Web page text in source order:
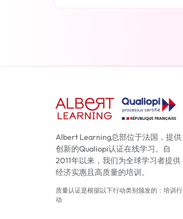
Albert Learning总部位于法国，提供
创新的Qualiopi认证在线学习。自
2011年以来，我们为全球学习者提供
经济实惠且高质量的培训。
质量认证是根据以下行动类别颁发的：培训行
动